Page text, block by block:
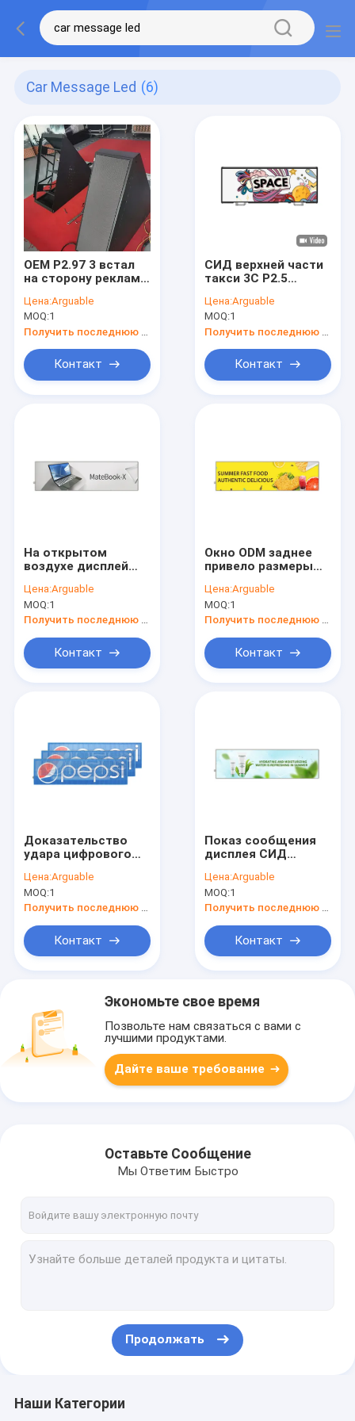
Car Message Led (6)
OEM P2.97 3 встал
на сторону реклама
цифров для показа
сообщения 140w
автомобиля
кораблей
Цена:Arguable
MOQ:1
Контакт
СИД верхней части
такси 3C P2.5
показывает знак
сообщения
автомобиля СИД
высокой яркости
Цена:Arguable
MOQ:1
Контакт
На открытом
воздухе дисплей
окна для рекламы
сообщения
автобуса такси
Цена:Arguable
MOQ:1
Контакт
Окно ODM заднее
привело размеры
сообщения IP30
820*267*47mm
Цена:Arguable
MOQ:1
Контакт
Доказательство
удара цифрового
окна автомобиля
SMD1921 для
коммерчески
Цена:Arguable
MOQ:1
Получить последнюю цену
Контакт
Показ сообщения
дисплея СИД
дистанционного
управления P2.6 для
мобильной
Цена:Arguable
MOQ:1
Получить последнюю цену
Контакт
Экономьте свое время
Позвольте нам связаться с вами с
лучшими продуктами.
Дайте ваше требование
Оставьте Сообщение
Мы Ответим Быстро
Продолжать
Наши Категории